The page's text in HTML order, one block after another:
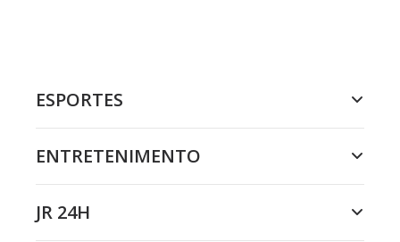
ESPORTES
ENTRETENIMENTO
JR 24H